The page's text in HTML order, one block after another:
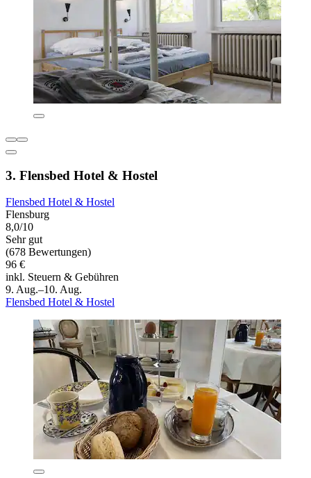
3. Flensbed Hotel & Hostel
Flensbed Hotel & Hostel
Flensburg
8,0/10
Sehr gut
(678 Bewertungen)
96 €
inkl. Steuern & Gebühren
9. Aug.–10. Aug.
Flensbed Hotel & Hostel